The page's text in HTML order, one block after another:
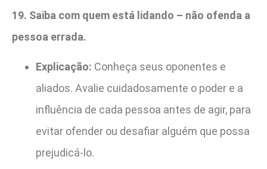
19. Saiba com quem está lidando – não ofenda a
pessoa errada.
Explicação: Conheça seus oponentes e
aliados. Avalie cuidadosamente o poder e a
influência de cada pessoa antes de agir, para
evitar ofender ou desafiar alguém que possa
prejudicá-lo.